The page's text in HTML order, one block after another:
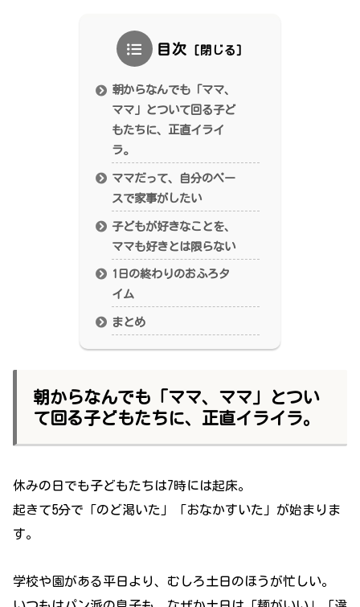
目次
朝からなんでも「ママ、
ママ」とついて回る子ど
もたちに、正直イライ
ラ。
ママだって、自分のペー
スで家事がしたい
子どもが好きなことを、
ママも好きとは限らない
1日の終わりのおふろタ
イム
まとめ
朝からなんでも「ママ、ママ」とつい
て回る子どもたちに、正直イライラ。
休みの日でも子どもたちは7時には起床。
起きて5分で「のど渇いた」「おなかすいた」が始まりま
す。
学校や園がある平日より、むしろ土日のほうが忙しい。